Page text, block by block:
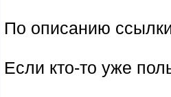
По описанию
Если кто-то уже